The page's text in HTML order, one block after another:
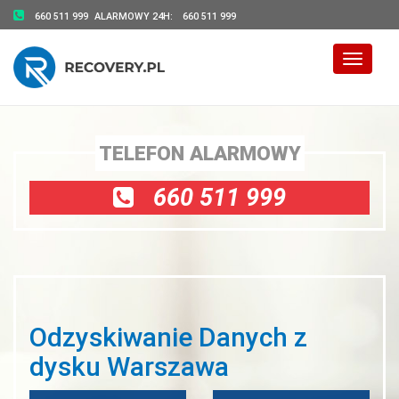
660 511 999 ALARMOWY 24H: 660 511 999
Toggle
TELEFON ALARMOWY
660 511 999
Odzyskiwanie Danych z
dysku Warszawa